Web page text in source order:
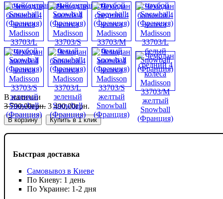
Быстрая доставка
Самовывоз в Киеве
По Киеву: 1 день
По Украине: 1-2 дня
В наличии
3 790,00грн. 3 490,00грн.
В корзину Купить в 1 клик